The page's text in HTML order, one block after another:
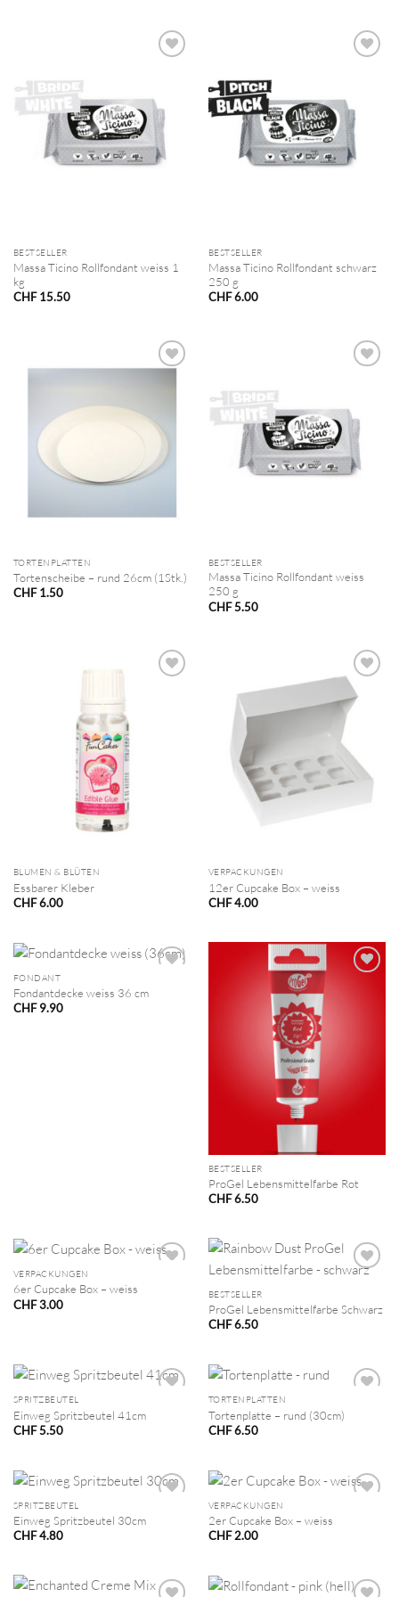
BESTSELLER
Massa Ticino Rollfondant weiss 1
kg
CHF15.50
BESTSELLER
Massa Ticino Rollfondant schwarz
250 g
CHF6.00
TORTENPLATTEN
Tortenscheibe – rund 26cm (1Stk.)
CHF1.50
BESTSELLER
Massa Ticino Rollfondant weiss
250 g
CHF5.50
BLUMEN & BLÜTEN
Essbarer Kleber
CHF6.00
VERPACKUNGEN
12er Cupcake Box – weiss
CHF4.00
FONDANT
Fondantdecke weiss 36 cm
CHF9.90
BESTSELLER
ProGel Lebensmittelfarbe Rot
CHF6.50
VERPACKUNGEN
6er Cupcake Box – weiss
CHF3.00
BESTSELLER
ProGel Lebensmittelfarbe Schwarz
CHF6.50
SPRITZBEUTEL
Einweg Spritzbeutel 41cm
CHF5.50
TORTENPLATTEN
Tortenplatte – rund (30cm)
CHF6.50
SPRITZBEUTEL
Einweg Spritzbeutel 30cm
CHF4.80
VERPACKUNGEN
2er Cupcake Box – weiss
CHF2.00